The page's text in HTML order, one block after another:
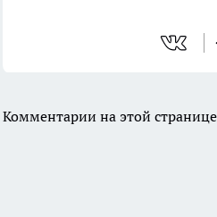
Комментарии на этой